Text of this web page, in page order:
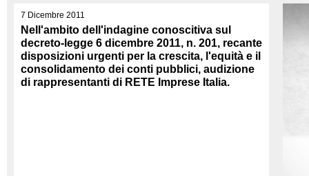
7 Dicembre 2011
Nell'ambito dell'indagine conoscitiva sul
decreto-legge 6 dicembre 2011, n. 201, recante
disposizioni urgenti per la crescita, l'equità e il
consolidamento dei conti pubblici, audizione
di rappresentanti di RETE Imprese Italia.